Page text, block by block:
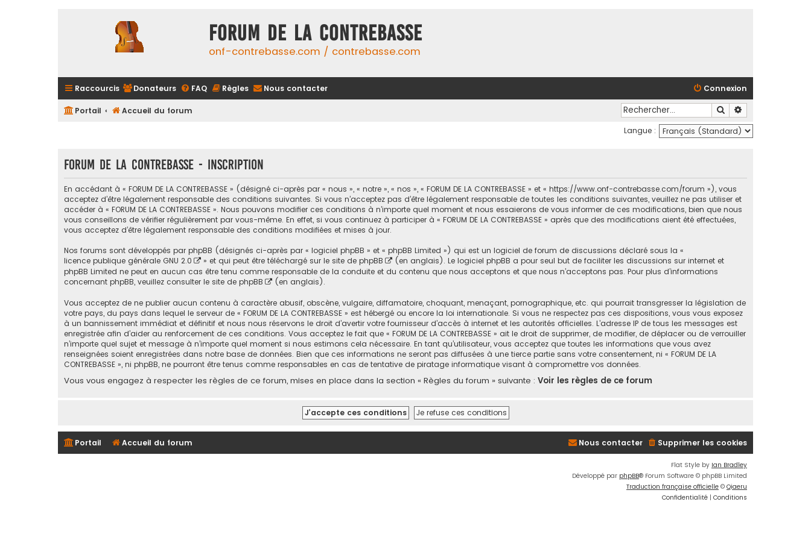
FORUM DE LA CONTREBASSE
onf-contrebasse.com / contrebasse.com
Raccourcis Donateurs FAQ Règles Nous contacter Connexion
Portail Accueil du forum Rechercher
Langue :
FORUM DE LA CONTREBASSE - Inscription
En accédant à « FORUM DE LA CONTREBASSE » (désigné ci-après par « nous », « notre », « nos », « FORUM DE LA CONTREBASSE » et « https://www.onf-contrebasse.com/forum »), vous
acceptez d’être légalement responsable des conditions suivantes. Si vous n’acceptez pas d’être légalement responsable de toutes les conditions suivantes, veuillez ne pas utiliser et
accéder à « FORUM DE LA CONTREBASSE ». Nous pouvons modifier ces conditions à n’importe quel moment et nous essaierons de vous informer de ces modifications, bien que nous
vous conseillons de vérifier régulièrement par vous-même. En effet, si vous continuez à participer à « FORUM DE LA CONTREBASSE » après que des modifications aient été effectuées,
vous acceptez d’être légalement responsable des conditions modifiées et mises à jour.
Nos forums sont développés par phpBB (désignés ci-après par « logiciel phpBB » et « phpBB Limited ») qui est un logiciel de forum de discussions déclaré sous la «
licence publique générale GNU 2.0
» et qui peut être téléchargé sur le site de phpBB
(en anglais). Le logiciel phpBB a pour seul but de faciliter les discussions sur internet et
phpBB Limited ne peut en aucun cas être tenu comme responsable de la conduite et du contenu que nous acceptons et que nous n’acceptons pas. Pour plus d’informations
concernant phpBB, veuillez consulter le site de phpBB (en anglais).
Vous acceptez de ne publier aucun contenu à caractère abusif, obscène, vulgaire, diffamatoire, choquant, menaçant, pornographique, etc. qui pourrait transgresser la législation de
votre pays, du pays dans lequel le serveur de « FORUM DE LA CONTREBASSE » est hébergé ou encore la loi internationale. Si vous ne respectez pas ces dispositions, vous vous exposez
à un bannissement immédiat et définitif et nous nous réservons le droit d’avertir votre fournisseur d’accès à internet et les autorités officielles. L’adresse IP de tous les messages est
enregistrée afin d’aider au renforcement de ces conditions. Vous acceptez le fait que « FORUM DE LA CONTREBASSE » ait le droit de supprimer, de modifier, de déplacer ou de verrouiller
n’importe quel sujet et message à n’importe quel moment si nous estimons cela nécessaire. En tant qu’utilisateur, vous acceptez que toutes les informations que vous avez
renseignées soient enregistrées dans notre base de données. Bien que ces informations ne seront pas diffusées à une tierce partie sans votre consentement, ni « FORUM DE LA
CONTREBASSE », ni phpBB, ne pourront être tenus comme responsables en cas de tentative de piratage informatique visant à compromettre vos données.
Vous vous engagez à respecter les règles de ce forum, mises en place dans la section « Règles du forum » suivante : Voir les règles de ce forum
Portail Accueil du forum Supprimer les cookies
Nous contacter
Flat Style by Ian Bradley
Développé par phpBB® Forum Software © phpBB Limited
Traduction française officielle © Qiaeru
Confidentialité | Conditions